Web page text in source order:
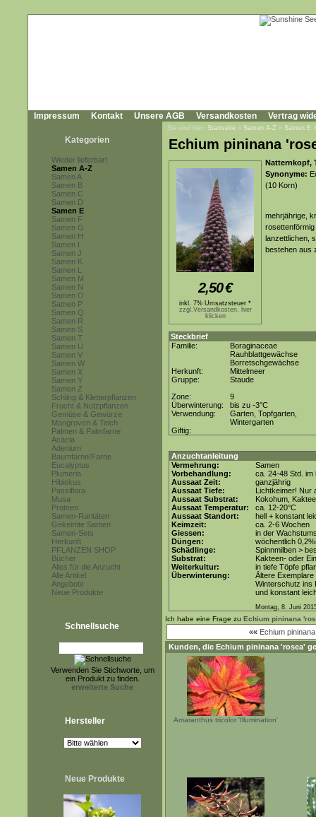
Impressum Kontakt Unsere AGB Versandkosten Vertrag
Kategorien
Wieder lieferbar!
Samen A-Z
Samen A
Samen B
Samen C
Samen D
Samen E
Samen F
Samen G
Samen H
Samen I
Samen J
Samen K
Samen L
Samen M
Samen N
Samen O
Samen P
Samen Q
Samen R
Samen S
Samen T
Samen U
Samen V
Samen W
Samen X
Samen Y
Samen Z
Schling & Kletterpflanzen
Frucht & Nutzpflanzen
Gemüse & Gewürze
Mangroven & Teich
Palmen & Palmfarne
Acacia
Adenium
Baumfarne/Farne
Eucalyptus
Plumeria
Hibiskus
Passiflora
Musa
Proteen
Samen-Raritäten
Gekeimte Samen
Samen-Sets
Herkunft
PFLANZEN SHOP
Bücher
Alles für die Anzucht
Alle Artikel
Angebote
Neue Produkte
Schnellsuche
Verwenden Sie Stichworte, um
ein Produkt zu finden.
erweiterte Suche
Hersteller
Neue Produkte
Sie sind hier: Startseite » Samen A-Z » Samen E
Echium pininana
2,50€
inkl. 7% Umsatzsteuer *
zzgl.Versandkosten, hier
klicken
Natternkopf,
Synonyme:
(10 Korn)
mehrjährige,
lanzettlichen,
bestehen aus
Steckbrief
Familie:
Boraginaceae
Rauhblattgewächse
Borretschgewächse
Herkunft:
Mittelmeer
Gruppe:
Staude
Zone:
9
Überwinterung:
bis zu -3°C
Verwendung:
Garten, Topfgarten,
Wintergarten
Giftig:
Anzuchtanleitung
Vermehrung:
Samen
Vorbehandlung:
ca. 24-48 Std. im
Aussaat Zeit:
ganzjährig
Aussaat Tiefe:
Lichtkeimer! Nur
Aussaat Substrat:
Kokohum,
Aussaat Temperatur:
ca. 12-20°C
Aussaat Standort:
hell + konstant
Keimzeit:
ca. 2-6 Wochen
Giessen:
in der
Düngen:
wöchentlich
Schädlinge:
Spinnmilben >
Substrat:
Kakteen- oder
Weiterkultur:
in tiefe Töpfe
Überwinterung:
Ältere
Winterschutz ins
und konstant
Montag, 8. Juni
Ich habe eine Frage zu Echium pininana
«« Echium
Kunden, die Echium pininana 'rosea'
Amaranthus tricolor 'Illumination'